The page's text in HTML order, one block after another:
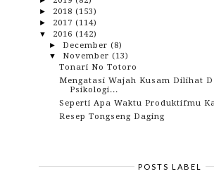
► 2018 (153)
► 2017 (114)
▼ 2016 (142)
► December (8)
▼ November (13)
Tonari No Totoro
Mengatasi Wajah Kusam Dilihat
Psikologi...
Seperti Apa Waktu Produktifmu
Resep Tongseng Daging
POSTS LABEL